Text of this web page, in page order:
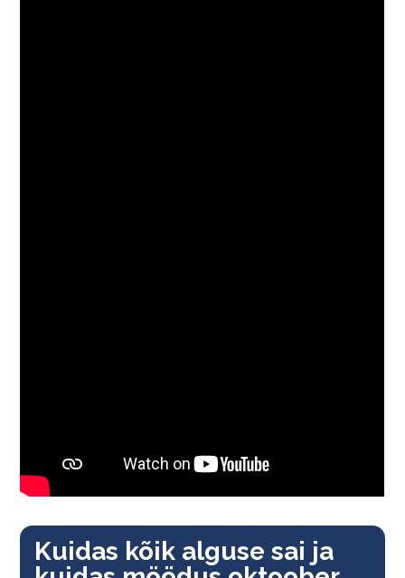
Kuidas kõik alguse sai ja